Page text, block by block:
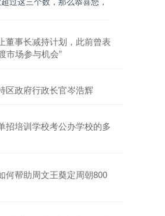
董事长减持计划，此前曾表
市场参与机会”
区政府行政长官岑浩辉
招培训学校考公办学校的多
何帮助周文王奠定周朝800